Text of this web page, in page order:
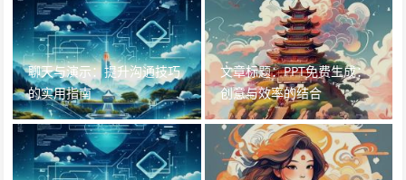
聊天与演示：提升沟通技巧
的实用指南
文章标题：PPT免费生成：
创意与效率的结合